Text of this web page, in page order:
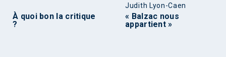
À quoi bon la critique
?
Judith Lyon-Caen
« Balzac nous
appartient »